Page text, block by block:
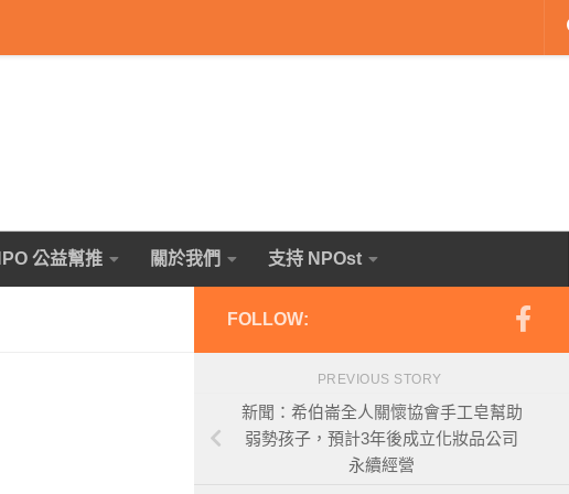
公益幫推 關於我們 支持 NPOst
FOLLOW:
PREVIOUS STORY
新聞：希伯崙全人關懷協會手工皂幫助
弱勢孩子，預計3年後成立化妝品公司
永續經營